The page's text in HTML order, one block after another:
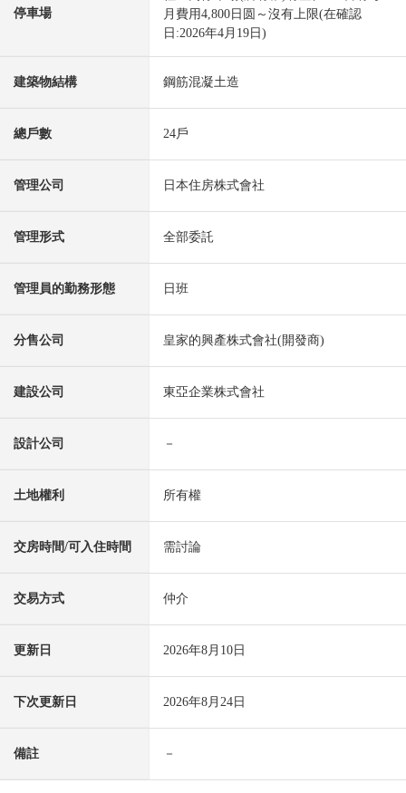
停車場
月費用4,800日圆～沒有上限(在確認
日:2026年4月19日)
建築物結構 鋼筋混凝土造
總戶數 24戶
管理公司 日本住房株式會社
管理形式 全部委託
管理員的勤務形態 日班
分售公司 皇家的興產株式會社(開發商)
建設公司 東亞企業株式會社
設計公司 －
土地權利 所有權
交房時間/可入住時間 需討論
交易方式 仲介
更新日 2026年8月10日
下次更新日 2026年8月24日
備註 －